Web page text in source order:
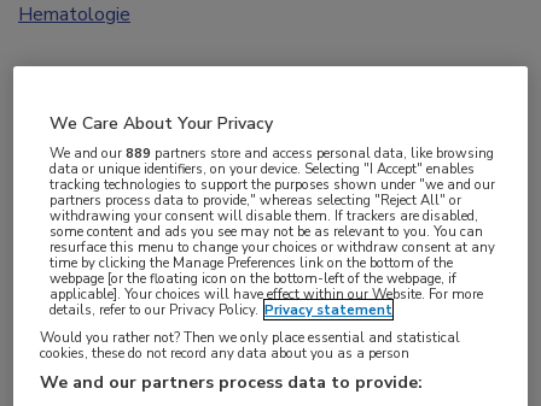
De antistollingszorg in Nederlandse ziekenhuizen
is veiliger geworden, maar er zijn nog voldoende
verbeterpunten. Dat concludeert Marco Moesker
(Nivel) in zijn proefschrift waarop hij onlangs
Hematologie
Tags:
antistolling
We Care About Your Privacy
We and our889 partners store and access personal data, like browsing
data or unique identifiers, on your device. Selecting "I Accept" enables
tracking technologies to support the purposes shown under "we and our
partners process data to provide," whereas selecting "Reject All" or
withdrawing your consent will disable them. If trackers are disabled,
some content and ads you see may not be as relevant to you. You can
resurface this menu to change your choices or withdraw consent at any
time by clicking the Manage Preferences link on the bottom of the
webpage [or the floating icon on the bottom-left of the webpage, if
applicable]. Your choices will have effect within our Website. For more
details, refer to our Privacy Policy. Privacy statement
Would you rather not? Then we only place essential and statistical
cookies, these do not record any data about you as a person
We and our partners process data to provide: